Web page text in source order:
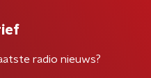
radio nieuws?